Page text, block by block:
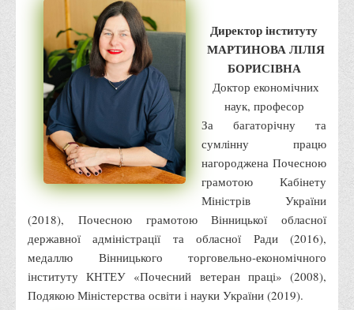
Місія та цілі
Про порядок надання публічної інформації
Публічна інформація
Заходи запобігання протиправним діям
Антикорупційні заходи
Протидія тероризму та насиллю
Як розпізнати глорифікацію збройної агресії РФ проти
України та протистояти їй?
Соціальна реклама
Правила поведінки у разі виявлення вибухонебезпечних
предметів
Протидія торгівлі людьми
Директор інституту
МАРТИНОВА ЛІЛІЯ
БОРИСІВНА
Доктор економічних
наук, професор
За багаторічну та
сумлінну працю
нагороджена Почесною
грамотою Кабінету
Міністрів України
(2018), Почесною грамотою Вінницької обласної
державної адміністрації та обласної Ради (2016),
медаллю Вінницького торговельно-економічного
інституту КНТЕУ «Почесний ветеран праці» (2008),
Подякою Міністерства освіти і науки України (2019).